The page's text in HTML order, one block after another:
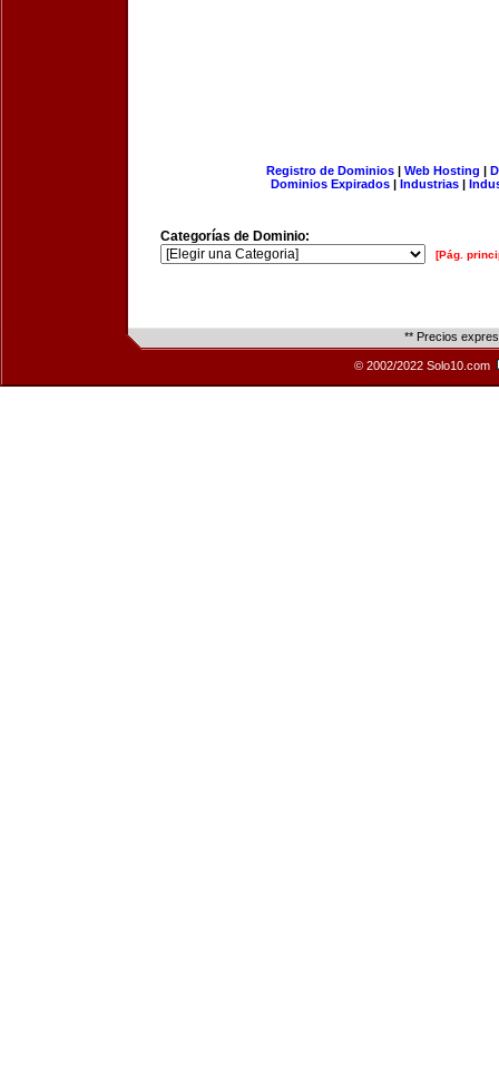
Registro de Dominios| Web Hosting |
Dominios Expirados | Industrias |
Categorías de Dominio:
[Pág.
** Precios
© 2002/2022 Solo10.com